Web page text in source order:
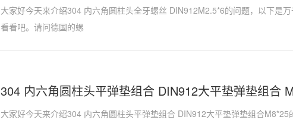
大家好今天来介绍304 内六角圆柱头全牙螺丝 DIN912M2.5*6的问题，以下是
看看吧。请问德国的螺
304 内六角圆柱头平弹垫组合 DIN912大平垫弹垫组合
大家好今天来介绍304 内六角圆柱头平弹垫组合 DIN912大平垫弹垫组合